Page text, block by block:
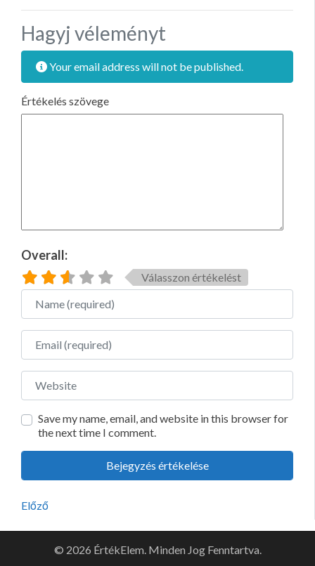
Hagyj véleményt
Your email address will not be published.
Értékelés szövege
Overall:
Válasszon értékelést
Name
Email
Website
Save my name, email, and website in this browser for
the next time I comment.
Előző
© 2026 ÉrtékElem. Minden Jog Fenntartva.